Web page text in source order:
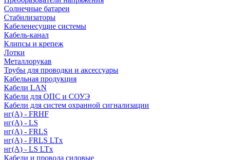
Солнечные батареи
Стабилизаторы
Кабеленесущие системы
Кабель-канал
Клипсы и крепеж
Лотки
Металлорукав
Трубы для проводки и аксессуары
Кабельная продукция
Кабели LAN
Кабели для ОПС и СОУЭ
Кабели для систем охранной сигнализации
нг(A) - FRHF
нг(A) - LS
нг(А) - FRLS
нг(А) - FRLS LTx
нг(А) - LS LTx
Кабели и провода силовые